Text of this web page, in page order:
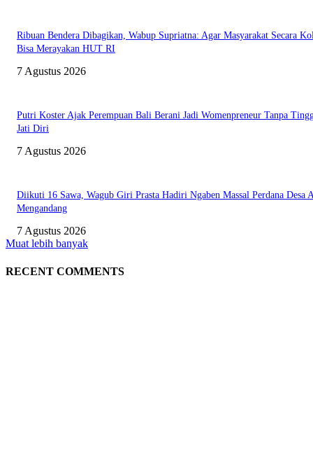
Ribuan Bendera Dibagikan, Wabup Supriatna: Agar Masyarakat Secara
Bisa Merayakan HUT RI
7 Agustus 2026
Putri Koster Ajak Perempuan Bali Berani Jadi Womenpreneur Tanpa
Jati Diri
7 Agustus 2026
Diikuti 16 Sawa, Wagub Giri Prasta Hadiri Ngaben Massal Perdana Desa
Mengandang
7 Agustus 2026
Muat lebih banyak
RECENT COMMENTS